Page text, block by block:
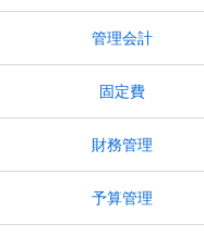
管理会計
固定費
財務管理
予算管理